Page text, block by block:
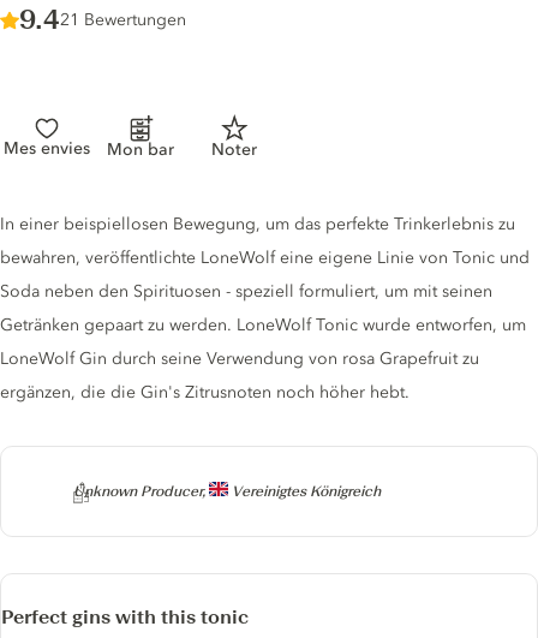
Score :
9.4/ 10
21 Bewertungen
Mes envies Mon bar Noter
Producer
Unknown Producer, Vereinigtes Königreich
Tonic description
In einer beispiellosen Bewegung, um das perfekte Trinkerlebnis zu
bewahren, veröffentlichte LoneWolf eine eigene Linie von Tonic und
Soda neben den Spirituosen - speziell formuliert, um mit seinen
Getränken gepaart zu werden. LoneWolf Tonic wurde entworfen, um
LoneWolf Gin durch seine Verwendung von rosa Grapefruit zu
ergänzen, die die Gin's Zitrusnoten noch höher hebt.
Perfect gins with this tonic